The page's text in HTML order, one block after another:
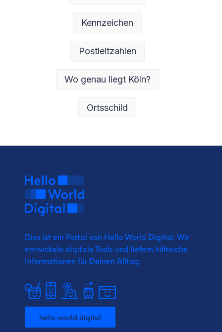
Kennzeichen
Postleitzahlen
Wo genau liegt Köln?
Ortsschild
Dies ist ein Portal von Hello World Digital. Wir
entwickeln digitale Tools und liefern hilfreiche
Informationen für Deinen Alltag.
hello-world.digital